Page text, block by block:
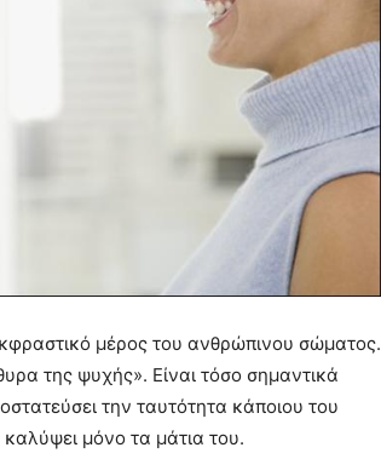
μέρος του ανθρώπινου σώματος.
της ψυχής». Είναι τόσο σημαντικά
την ταυτότητα κάποιου του
μόνο τα μάτια του.